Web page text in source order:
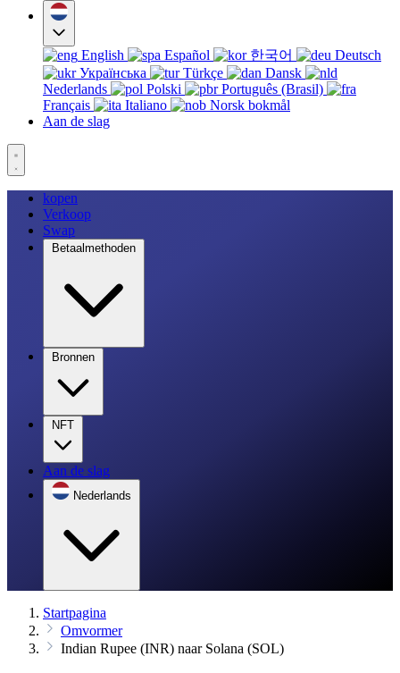
English Español 한국어
Deutsch
Українська
Türkçe
Dansk
Nederlands
Polski
Português (Brasil)
Français
Italiano
Norsk bokmål
Aan de slag
kopen
Verkoop
Swap
Betaalmethoden
Bronnen
NFT
Aan de slag
Nederlands
Startpagina
Omvormer
Indian Rupee (INR) naar Solana (SOL)